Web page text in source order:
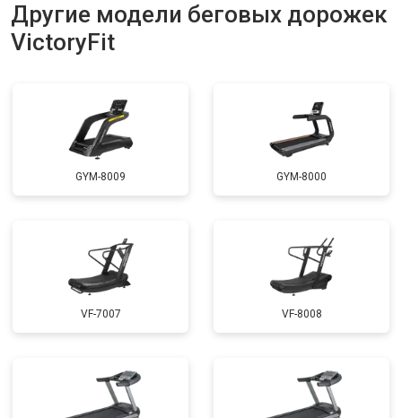
Другие модели беговых дорожек
VictoryFit
GYM-8009 GYM-8000
VF-7007 VF-8008